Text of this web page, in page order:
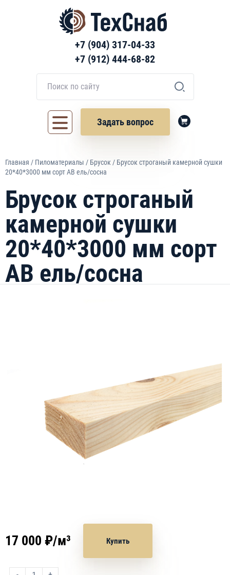
+7 (904) 317-04-33
+7 (912) 444-68-82
Задать вопрос
Главная / Пиломатериалы / Брусок / Брусок строганый камерной сушки
20*40*3000 мм сорт АВ ель/сосна
Брусок строганый
камерной сушки
20*40*3000 мм сорт
АВ ель/сосна
17 000 ₽/м³ Купить